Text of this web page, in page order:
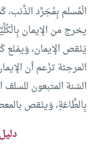
الْمُسلم بِمُجَرَّد الذَّنب،
يخرج من الإيمان
يَنْقص الإيمان، وَيمْنَع
المرجئة تزْعم أن
السّنة المتبعون للسلف
بِالطَّاعَةِ، وَينْقص